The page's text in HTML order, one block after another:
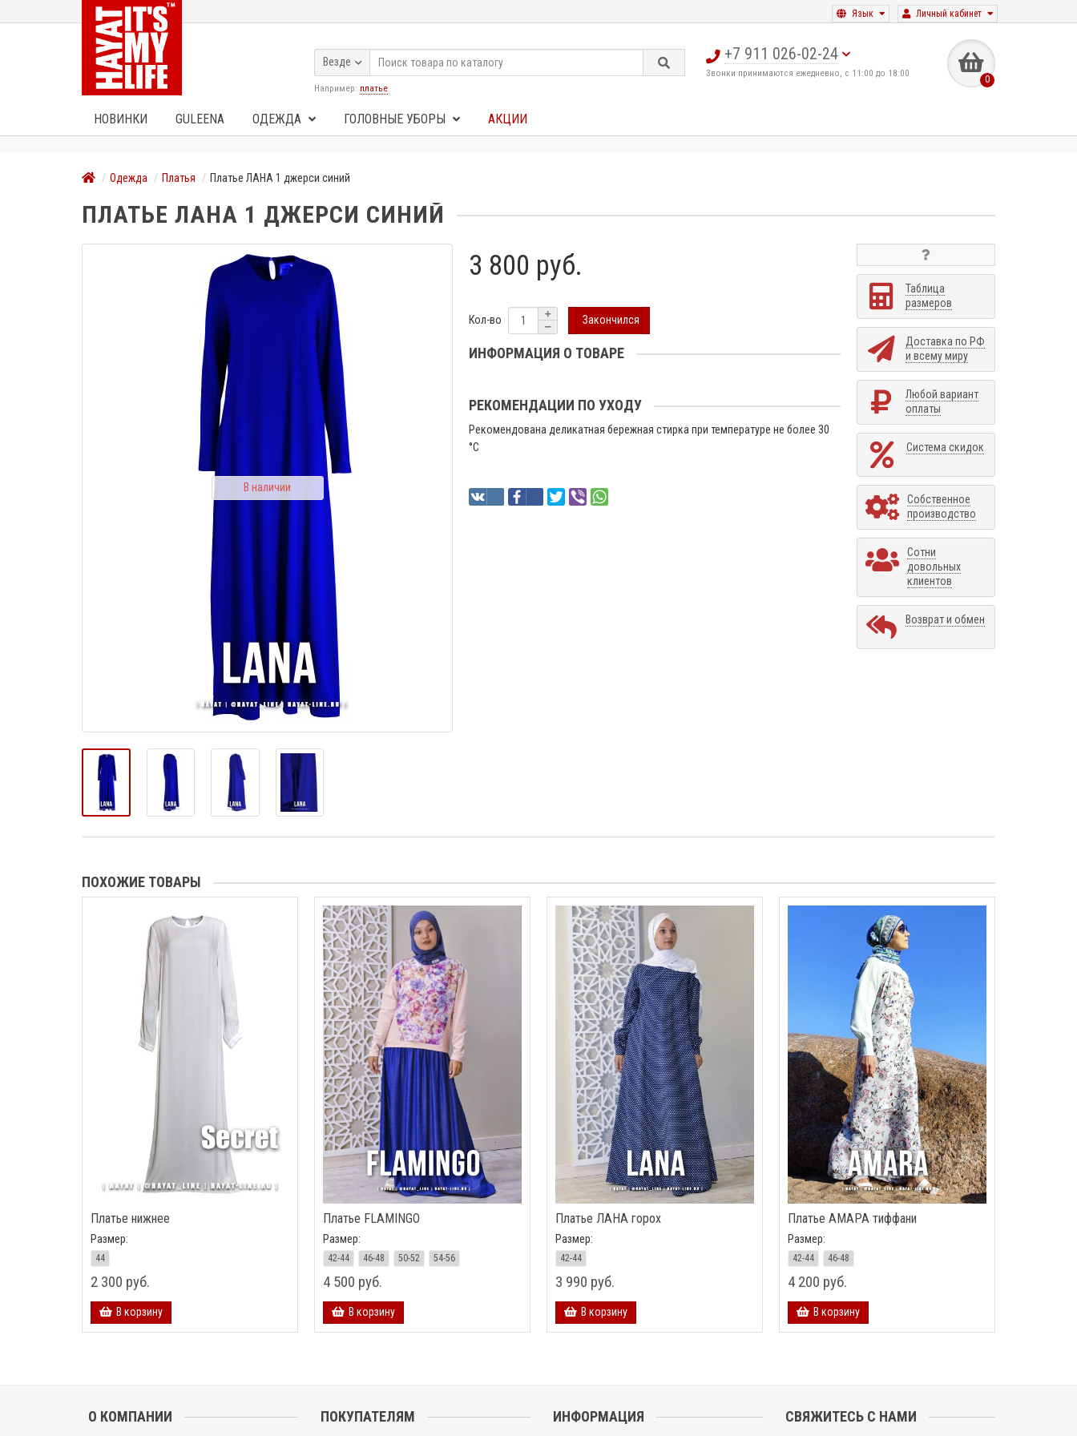
Личный кабинет
Язык
+7 911 026-02-24
Звонки принимаются ежедневно, с 11:00 до 18:00 0
Везде
Например: платье
НОВИНКИ GULEENA ОДЕЖДА ГОЛОВНЫЕ УБОРЫ АКЦИИ
Одежда Платья Платье ЛАНА 1 джерси синий
ПЛАТЬЕ ЛАНА 1 ДЖЕРСИ СИНИЙ
В наличии
3 800 руб.
Кол-во Закончился
ИНФОРМАЦИЯ О ТОВАРЕ
РЕКОМЕНДАЦИИ ПО УХОДУ
Рекомендована деликатная бережная стирка при температуре не более 30
°C
Таблица
размеров
Доставка по РФ
и всему миру
Любой вариант
оплаты
Система скидок
Собственное
производство
Сотни
довольных
клиентов
Возврат и обмен
ПОХОЖИЕ ТОВАРЫ
Платье нижнее
Размер:
44
2 300 руб.
В корзину
Платье FLAMINGO
Размер:
42-44 46-48 50-52 54-56
4 500 руб.
В корзину
Платье ЛАНА горох
Размер:
42-44
3 990 руб.
В корзину
Платье АМАРА тиффани
Размер:
42-44 46-48
4 200 руб.
В корзину
О КОМПАНИИ ПОКУПАТЕЛЯМ ИНФОРМАЦИЯ СВЯЖИТЕСЬ С НАМИ